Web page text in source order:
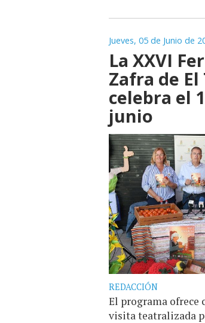
Jueves, 05 de Junio de
La XXVI
Zafra de
celebra el
junio
REDACCIÓN
El programa ofrece
visita teatralizada